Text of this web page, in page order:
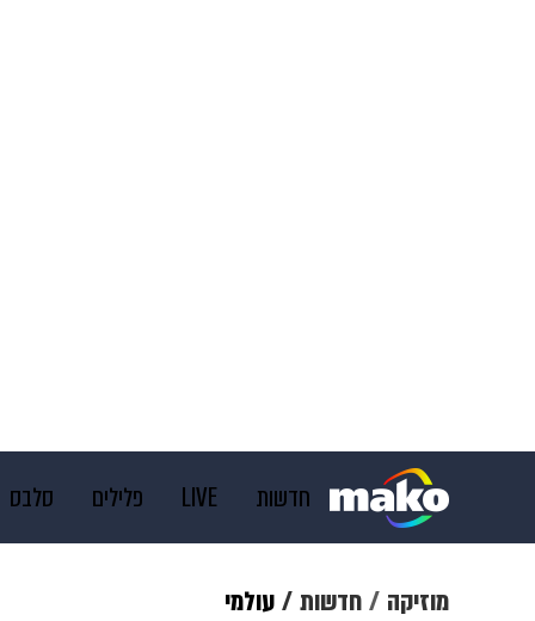
חדשות LIVE פלילים סלבס
מוזיקה מוזיקה חדשות עולמי